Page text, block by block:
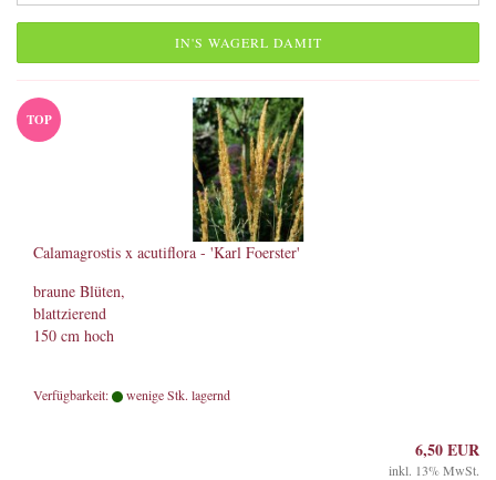
IN'S WAGERL DAMIT
TOP
Calamagrostis x acutiflora - 'Karl Foerster'
braune Blüten,
blattzierend
150 cm hoch
Verfügbarkeit: wenige Stk. lagernd
6,50 EUR
inkl. 13% MwSt.